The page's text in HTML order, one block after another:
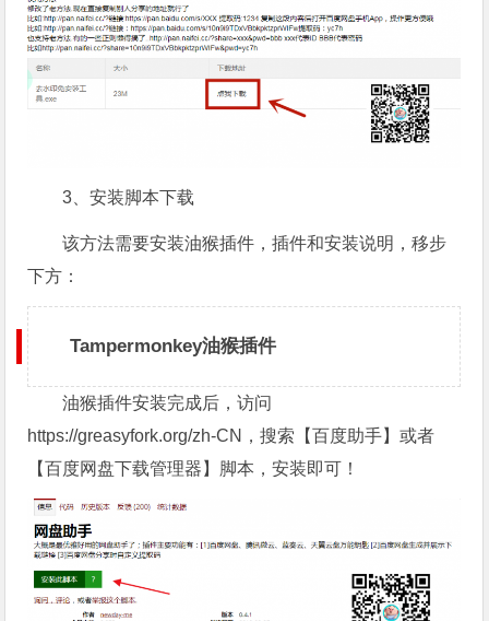
3、安装脚本下载
该方法需要安装油猴插件，插件和安装说明，移步
下方：
Tampermonkey油猴插件
油猴插件安装完成后，访问
https://greasyfork.org/zh-CN，搜索【百度助手】或者
【百度网盘下载管理器】脚本，安装即可！